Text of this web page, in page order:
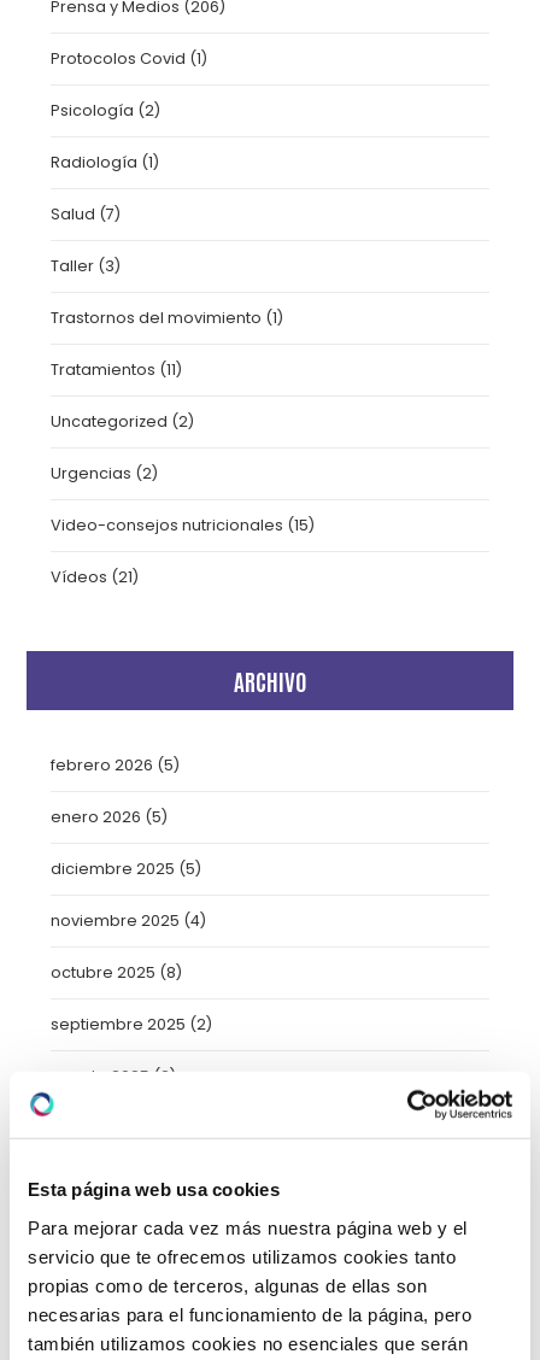
Esta página web usa cookies
Para mejorar cada vez más nuestra página web y el
servicio que te ofrecemos utilizamos cookies tanto
propias como de terceros, algunas de ellas son
necesarias para el funcionamiento de la página, pero
también utilizamos cookies no esenciales que serán
Prensa y Medios (206)
Protocolos Covid (1)
Psicología (2)
Radiología (1)
Salud (7)
Taller (3)
Trastornos del movimiento (1)
Tratamientos (11)
Uncategorized (2)
Urgencias (2)
Video-consejos nutricionales (15)
Vídeos (21)
ARCHIVO
febrero 2026 (5)
enero 2026 (5)
diciembre 2025 (5)
noviembre 2025 (4)
octubre 2025 (8)
septiembre 2025 (2)
agosto 2025 (2)
junio 2025
mayo 2025 (6)
abril 2025(8)
marzo 2025